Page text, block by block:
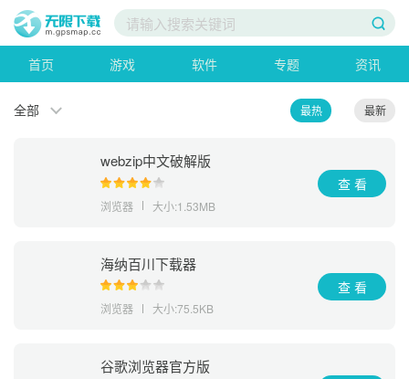
首页 游戏 软件 专题 资讯
全部 最热 最新
webzip中文破解版
浏览器 大小:1.53MB
查 看
海纳百川下载器
浏览器 大小:75.5KB
查 看
谷歌浏览器官方版